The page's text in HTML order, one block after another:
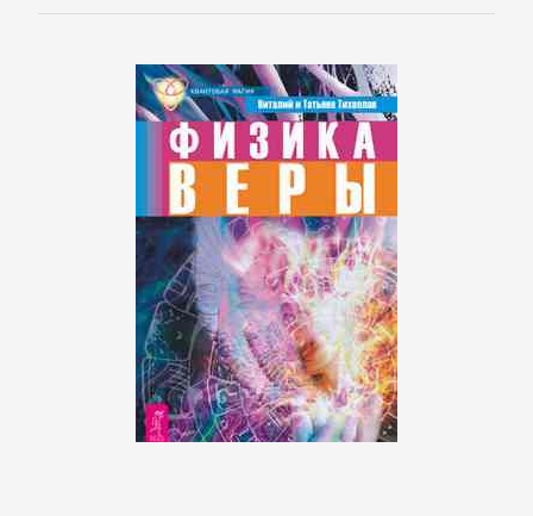
прикладная
популярная
литература
Зарубежная
публицистика
Зарубежная
фантастика